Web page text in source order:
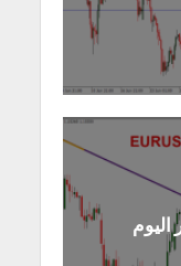
اليوم